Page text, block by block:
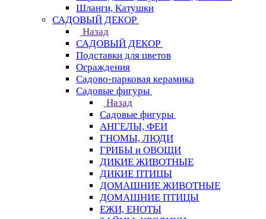
Шланги, Катушки
САДОВЫЙ ДЕКОР
Назад
САДОВЫЙ ДЕКОР
Подставки для цветов
Ограждения
Садово-парковая керамика
Садовые фигуры
Назад
Садовые фигуры
АНГЕЛЫ, ФЕИ
ГНОМЫ, ЛЮДИ
ГРИБЫ и ОВОЩИ
ДИКИЕ ЖИВОТНЫЕ
ДИКИЕ ПТИЦЫ
ДОМАШНИЕ ЖИВОТНЫЕ
ДОМАШНИЕ ПТИЦЫ
ЕЖИ, ЕНОТЫ